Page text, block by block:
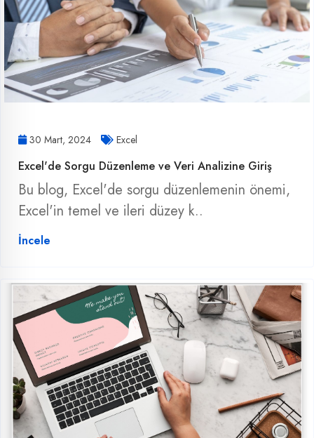
30 Mart, 2024 Excel
Excel'de Sorgu Düzenleme ve Veri Analizine Giriş
Bu blog, Excel'de sorgu düzenlemenin önemi,
Excel'in temel ve ileri düzey k..
İncele